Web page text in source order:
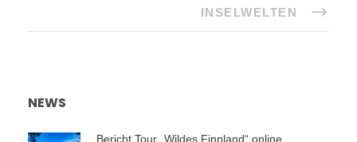
INSELWELTEN
NEWS
Bericht Tour „Wildes Finnland“ online